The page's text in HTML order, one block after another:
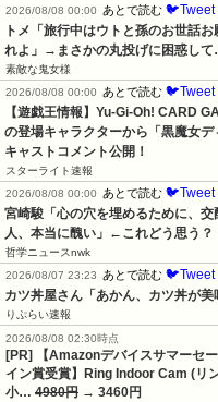
2026/08/08 00:00
あとで読む 🐦Tweet
トメ「旅行中はウトと孫のお世話
れよ」→まさかの丸投げに困惑し
素敵な鬼女様
2026/08/08 00:00
あとで読む 🐦Tweet
【遊戯王情報】Yu-Gi-Oh! CARD
の登場キャラクターから「黒魔女
キャストコメント公開！
スターライト速報
2026/08/08 00:00
あとで読む 🐦Tweet
宮崎駿「心の穴を埋めるために、
人、本当に醜い」←これどう思う？
哲学ニュースnwk
2026/08/07 23:23
あとで読む 🐦Tweet
カツ丼屋さん「あかん、カツ丼が
りぷらい速報
2026/08/08 02:30時点
[PR] 【Amazonデバイスサマーセ
イン賞受賞】Ring Indoor Cam (リ
小… 4980円 → 3460円